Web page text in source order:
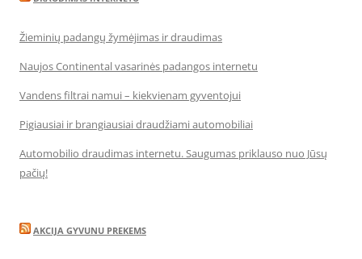
Žieminių padangų žymėjimas ir draudimas
Naujos Continental vasarinės padangos internetu
Vandens filtrai namui – kiekvienam gyventojui
Pigiausiai ir brangiausiai draudžiami automobiliai
Automobilio draudimas internetu. Saugumas priklauso nuo Jūsų
pačių!
AKCIJA GYVUNU PREKEMS